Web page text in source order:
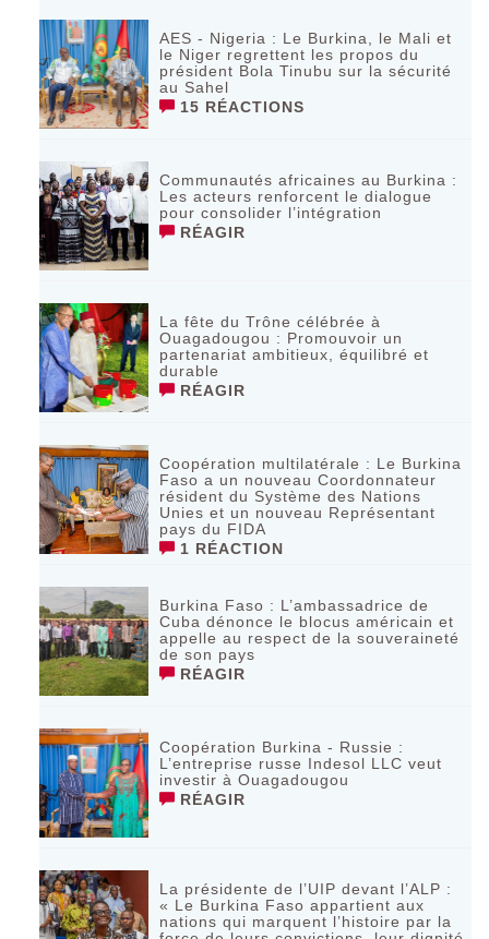
AES - Nigeria : Le Burkina, le Mali et
le Niger regrettent les propos du
président Bola Tinubu sur la sécurité
au Sahel
15 RÉACTIONS
Communautés africaines au Burkina :
Les acteurs renforcent le dialogue
pour consolider l’intégration
RÉAGIR
La fête du Trône célébrée à
Ouagadougou : Promouvoir un
partenariat ambitieux, équilibré et
durable
RÉAGIR
Coopération multilatérale : Le Burkina
Faso a un nouveau Coordonnateur
résident du Système des Nations
Unies et un nouveau Représentant
pays du FIDA
1 RÉACTION
Burkina Faso : L’ambassadrice de
Cuba dénonce le blocus américain et
appelle au respect de la souveraineté
de son pays
RÉAGIR
Coopération Burkina - Russie :
L’entreprise russe Indesol LLC veut
investir à Ouagadougou
RÉAGIR
La présidente de l’UIP devant l’ALP :
« Le Burkina Faso appartient aux
nations qui marquent l’histoire par la